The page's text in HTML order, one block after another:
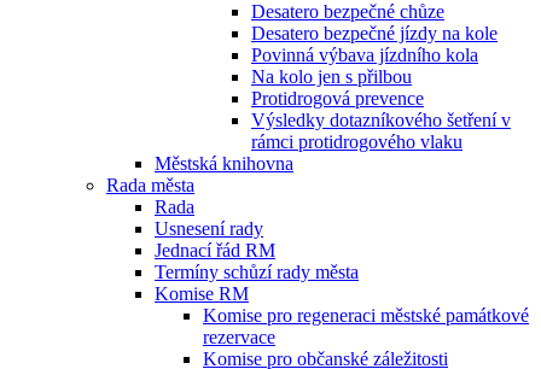
Desatero bezpečné chůze
Desatero bezpečné jízdy na kole
Povinná výbava jízdního kola
Na kolo jen s přilbou
Protidrogová prevence
Výsledky dotazníkového šetření v
rámci protidrogového vlaku
Městská knihovna
Rada města
Rada
Usnesení rady
Jednací řád RM
Termíny schůzí rady města
Komise RM
Komise pro regeneraci městské památkové
rezervace
Komise pro občanské záležitosti